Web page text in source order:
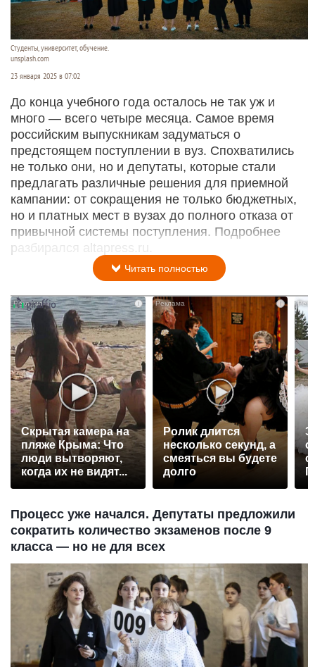
Студенты, университет, обучение.
unsplash.com
23 января 2025 в 07:02
До конца учебного года осталось не так уж и
много — всего четыре месяца. Самое время
российским выпускникам задуматься о
предстоящем поступлении в вуз. Спохватились
не только они, но и депутаты, которые стали
предлагать различные решения для приемной
кампании: от сокращения не только бюджетных,
но и платных мест в вузах до полного отказа от
привычной системы поступления. Подробнее
разбирался altapress.ru.
Читать полностью
i
Скрытая камера на
пляже Крыма: Что
люди вытворяют,
когда их не видят...
Ролик длится
несколько секунд, а
смеяться вы будете
долго
Процесс уже начался. Депутаты предложили
сократить количество экзаменов после 9
класса — но не для всех